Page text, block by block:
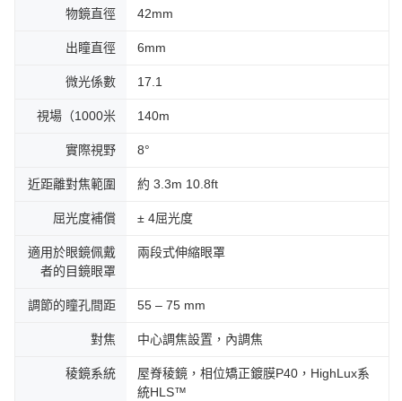
物鏡直徑 42mm
出瞳直徑 6mm
微光係數 17.1
視場（1000米 140m
實際視野 8°
近距離對焦範圍 約 3.3m 10.8ft
屈光度補償 ± 4屈光度
適用於眼鏡佩戴
者的目鏡眼罩
兩段式伸縮眼罩
調節的瞳孔間距 55 – 75 mm
對焦 中心調焦設置，內調焦
稜鏡系統
屋脊稜鏡，相位矯正鍍膜P40，HighLux系
統HLS™